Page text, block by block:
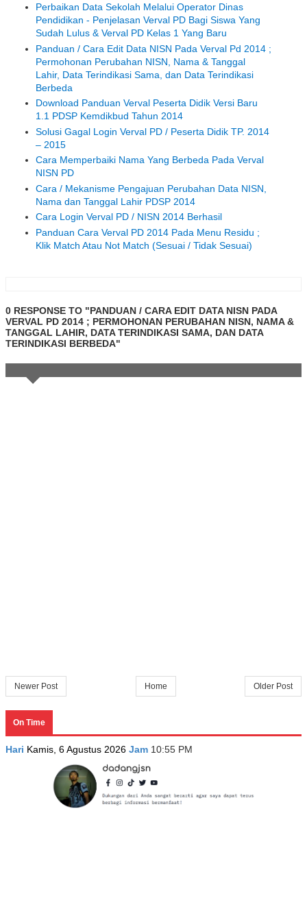
Perbaikan Data Sekolah Melalui Operator Dinas
Pendidikan - Penjelasan Verval PD Bagi Siswa Yang
Sudah Lulus & Verval PD Kelas 1 Yang Baru
Panduan / Cara Edit Data NISN Pada Verval Pd 2014 ;
Permohonan Perubahan NISN, Nama & Tanggal
Lahir, Data Terindikasi Sama, dan Data Terindikasi
Berbeda
Download Panduan Verval Peserta Didik Versi Baru
1.1 PDSP Kemdikbud Tahun 2014
Solusi Gagal Login Verval PD / Peserta Didik TP. 2014
– 2015
Cara Memperbaiki Nama Yang Berbeda Pada Verval
NISN PD
Cara / Mekanisme Pengajuan Perubahan Data NISN,
Nama dan Tanggal Lahir PDSP 2014
Cara Login Verval PD / NISN 2014 Berhasil
Panduan Cara Verval PD 2014 Pada Menu Residu ;
Klik Match Atau Not Match (Sesuai / Tidak Sesuai)
0 RESPONSE TO "PANDUAN / CARA EDIT DATA NISN PADA
VERVAL PD 2014 ; PERMOHONAN PERUBAHAN NISN, NAMA &
TANGGAL LAHIR, DATA TERINDIKASI SAMA, DAN DATA
TERINDIKASI BERBEDA"
Newer Post Older Post
Home
On Time
Hari Kamis, 6 Agustus 2026 Jam 10:55 PM